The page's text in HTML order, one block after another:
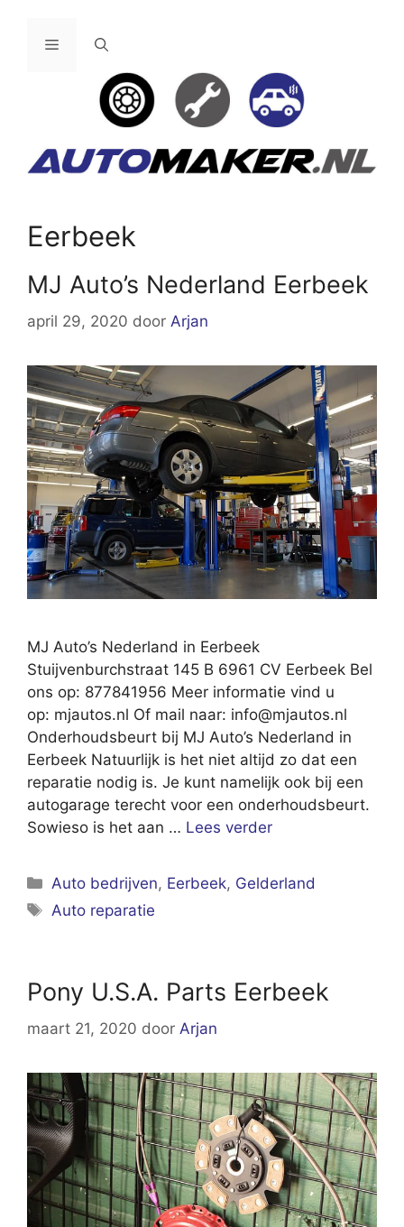
Menu
Eerbeek
MJ Auto’s Nederland Eerbeek
april 29, 2020 door Arjan
MJ Auto’s Nederland in Eerbeek
Stuijvenburchstraat 145 B 6961 CV Eerbeek Bel
ons op: 877841956 Meer informatie vind u
op: mjautos.nl Of mail naar: info@mjautos.nl
Onderhoudsbeurt bij MJ Auto’s Nederland in
Eerbeek Natuurlijk is het niet altijd zo dat een
reparatie nodig is. Je kunt namelijk ook bij een
autogarage terecht voor een onderhoudsbeurt.
Sowieso is het aan … Lees verder
Categorieën
Auto bedrijven, Eerbeek, Gelderland
Tags
Auto reparatie
Pony U.S.A. Parts Eerbeek
maart 21, 2020 door Arjan